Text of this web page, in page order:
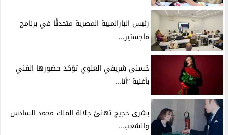
رئيس البارالمبية المصرية متحدثًا في برنامج
ماجستير...
حُسنى شريفي العلوي تؤكد حضورها الفني
بأغنية ”أنا...
بشرى حجيج تهنئ جلالة الملك محمد السادس
والشعب...